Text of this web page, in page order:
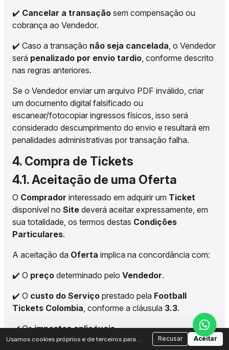
✔️ Cancelar a transação sem compensação ou
cobrança ao Vendedor.
✔️ Caso a transação não seja cancelada, o Vendedor
será penalizado por envio tardio, conforme descrito
nas regras anteriores.
Se o Vendedor enviar um arquivo PDF inválido, criar
um documento digital falsificado ou
escanear/fotocopiar ingressos físicos, isso será
considerado descumprimento do envio e resultará em
penalidades administrativas por transação falha.
4. Compra de Tickets
4.1. Aceitação de uma Oferta
O Comprador interessado em adquirir um Ticket
disponível no Site deverá aceitar expressamente, em
sua totalidade, os termos destas Condições
Particulares.
A aceitação da Oferta implica na concordância com:
✔️ O preço determinado pelo Vendedor.
✔️ O custo do Serviço prestado pela Football
Tickets Colombia, conforme a cláusula 3.3.
✔️ Osimpostos aplicáveis.
Usamos cookies próprios e de terceiros para
Recusar Aceitar